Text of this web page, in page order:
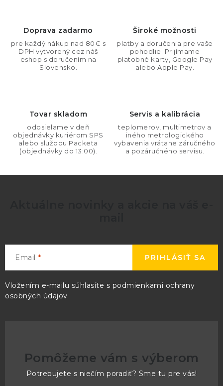
ý
Doprava zadarmo
pre každý nákup nad 80€ s
DPH vytvorený cez náš
eshop s doručením na
Slovensko.
Široké možnosti
platby a doručenia pre vaše
pohodlie. Prijímame
platobné karty, Google Pay
alebo Apple Pay.
Tovar skladom
odosielame v deň
objednávky kuriérom SPS
alebo službou Packeta
(objednávky do 13:00).
Servis a kalibrácia
teplomerov, multimetrov a
iného metrologického
vybavenia vrátane záručného
a pozáručného servisu.
Email
Vložením e-mailu súhlasíte s podmienkami ochrany
osobných údajov
PRIHLÁSIŤ SA
Pomôžeme vám s výberom
Potrebujete s niečím poradiť? Sme tu pre vás!